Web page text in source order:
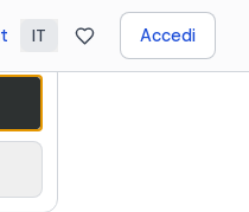
IT Accedi